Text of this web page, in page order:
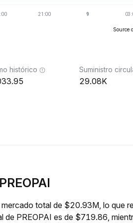
Source
histórico Suministro
29.08K
total de $20.93M, lo que
PREOPAI es de $719.86,